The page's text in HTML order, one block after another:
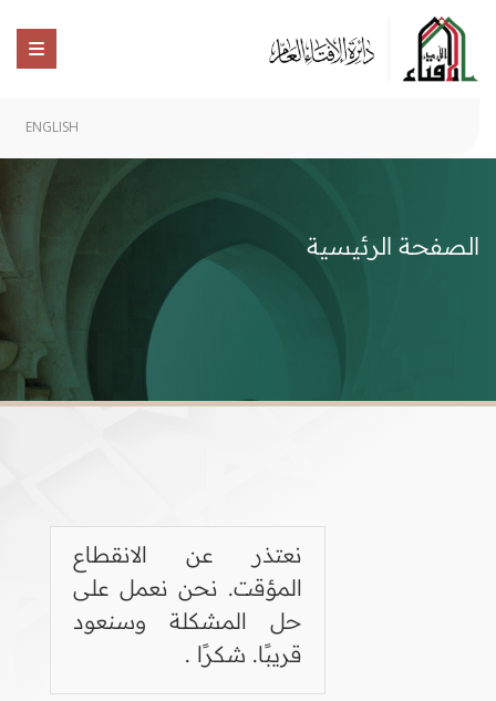
ENGLISH
الصفحة الرئيسية
نعتذر عن الانقطاع
المؤقت. نحن نعمل على
حل المشكلة وسنعود
قريبًا. شكرًا .